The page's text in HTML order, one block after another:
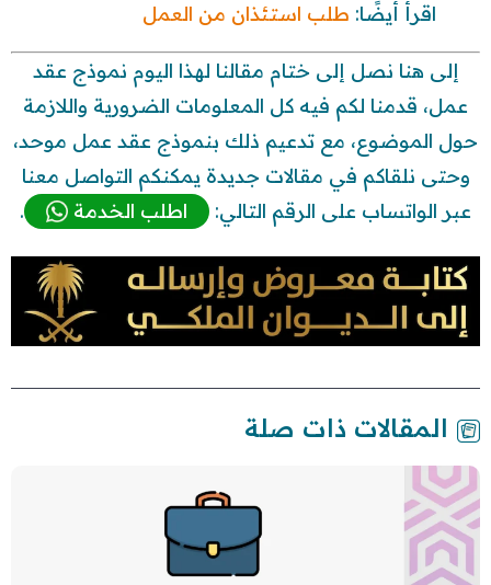
اقرأ أيضًا: طلب استئذان من العمل
إلى هنا نصل إلى ختام مقالنا لهذا اليوم نموذج عقد
عمل، قدمنا لكم فيه كل المعلومات الضرورية واللازمة
حول الموضوع، مع تدعيم ذلك بنموذج عقد عمل موحد،
وحتى نلقاكم في مقالات جديدة يمكنكم التواصل معنا
عبر الواتساب على الرقم التالي:
اطلب الخدمة .
المقالات ذات صلة